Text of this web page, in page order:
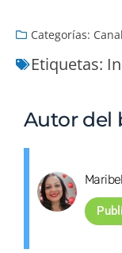
Categorías:
Etiquetas:
Autor del